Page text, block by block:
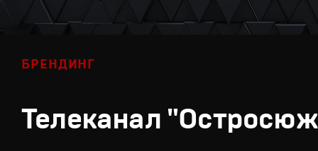
БРЕНДИНГ
Телеканал